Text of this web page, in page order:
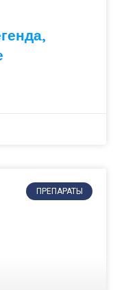
ПРЕПАРАТЫ